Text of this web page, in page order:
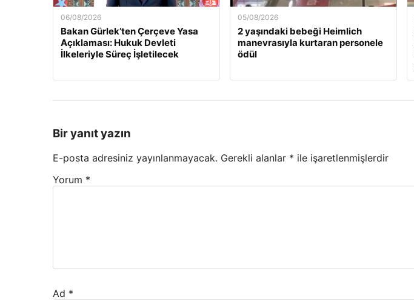
06/08/2026
Bakan Gürlek’ten Çerçeve Yasa
Açıklaması: Hukuk Devleti
İlkeleriyle Süreç İşletilecek
05/08/2026
2 yaşındaki bebeği Heimlich
manevrasıyla kurtaran personele
ödül
Bir yanıt yazın
E-posta adresiniz yayınlanmayacak. Gerekli alanlar * ile işaretlenmişlerdir
Yorum *
Ad *